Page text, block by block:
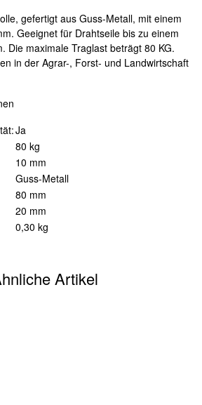
gefertigt aus Guss-Metall, mit einem
Geeignet für Drahtseile bis zu einem
Die maximale Traglast beträgt 80 KG.
in der Agrar-, Forst- und Landwirtschaft
Ja
80 kg
10 mm
Guss-Metall
80 mm
20 mm
0,30 kg
Artikel